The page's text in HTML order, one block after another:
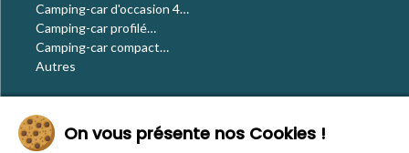
Camping-car d'occasion 4
places
Camping-car profilé
occasion
Camping-car compact
occasion
Autres
Le blog
ActualitésOn vous présente nos Cookies !